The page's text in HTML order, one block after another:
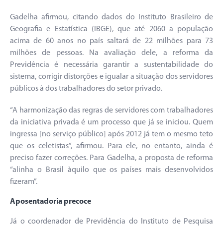
Gadelha afirmou, citando dados do Instituto Brasileiro de
Geografia e Estatística (IBGE), que até 2060 a população
acima de 60 anos no país saltará de 22 milhões para 73
milhões de pessoas. Na avaliação dele, a reforma da
Previdência é necessária garantir a sustentabilidade do
sistema, corrigir distorções e igualar a situação dos servidores
públicos à dos trabalhadores do setor privado.
“A harmonização das regras de servidores com trabalhadores
da iniciativa privada é um processo que já se iniciou. Quem
ingressa [no serviço público] após 2012 já tem o mesmo teto
que os celetistas”, afirmou. Para ele, no entanto, ainda é
preciso fazer correções. Para Gadelha, a proposta de reforma
“alinha o Brasil àquilo que os países mais desenvolvidos
fizeram”.
Aposentadoria precoce
Já o coordenador de Previdência do Instituto de Pesquisa